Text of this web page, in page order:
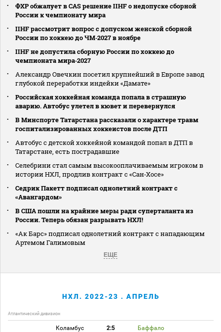
ФХР обжалует в CAS решение IIHF о недопуске сборной
России к чемпионату мира
IIHF рассмотрит вопрос с допуском женской сборной
России по хоккею до ЧМ‑2027 в ноябре
IIHF не допустила сборную России по хоккею до
чемпионата мира‑2027
Александр Овечкин посетил крупнейший в Европе завод
глубокой переработки индейки «Дамате»
Российская хоккейная команда попала в страшную
аварию. Автобус улетел в кювет и перевернулся
В Минспорте Татарстана рассказали о характере травм
госпитализированных хоккеистов после ДТП
Автобус с детской хоккейной командой попал в ДТП в
Татарстане, есть пострадавшие
Селебрини стал самым высокооплачиваемым игроком в
истории НХЛ, продлив контракт с «Сан‑Хосе»
Седрик Пакетт подписал однолетний контракт с
«Авангардом»
В США пошли на крайние меры ради суперталанта из
России. Теперь обязан разрывать НХЛ!
«Ак Барс» подписал однолетний контракт с нападающим
Артемом Галимовым
ЕЩЕ
НХЛ. 2022-23 . АПРЕЛЬ
Атлантический дивизион
Коламбус 2:5 Баффало